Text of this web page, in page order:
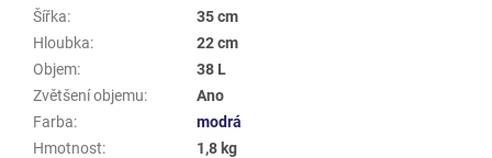
Šířka:
35 cm
Hloubka:
22 cm
Objem:
38 L
Zvětšení objemu:
Ano
Farba:
modrá
Hmotnost:
1,8 kg